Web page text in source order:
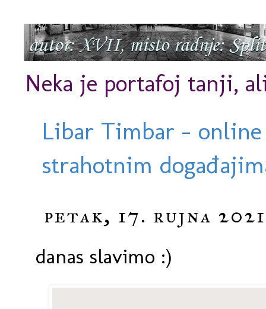
Neka je portafoj tanji,
Libar Timbar -
strahotnim
petak, 17. rujna
danas slavimo :)